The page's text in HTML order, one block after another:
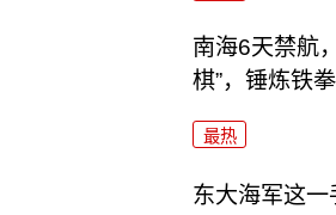
南海6天禁航
棋”，锤炼铁拳
最热
东大海军这